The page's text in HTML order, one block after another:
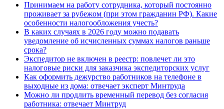
Принимаем на работу сотрудника, который постоянно
проживает за рубежом (при этом гражданин РФ). Какие
особенности налогообложения учесть?
В каких случаях в 2026 году можно подавать
уведомление об исчисленных суммах налогов раньше
срока?
Экспедитор не включен в реестр: повлечет ли это
налоговые риски для заказчика экспедиторских услуг
Как оформить дежурство работников на телефоне в
выходные из дома: отвечает эксперт Минтруда
Можно ли продлить временный перевод без согласия
работника: отвечает Минтруд